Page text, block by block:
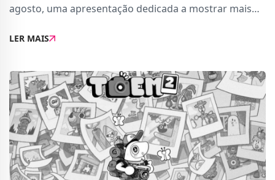
agosto, uma apresentação dedicada a mostrar mais
na Netflix às 17:00 (horário de Portugal Cont
LER MAIS